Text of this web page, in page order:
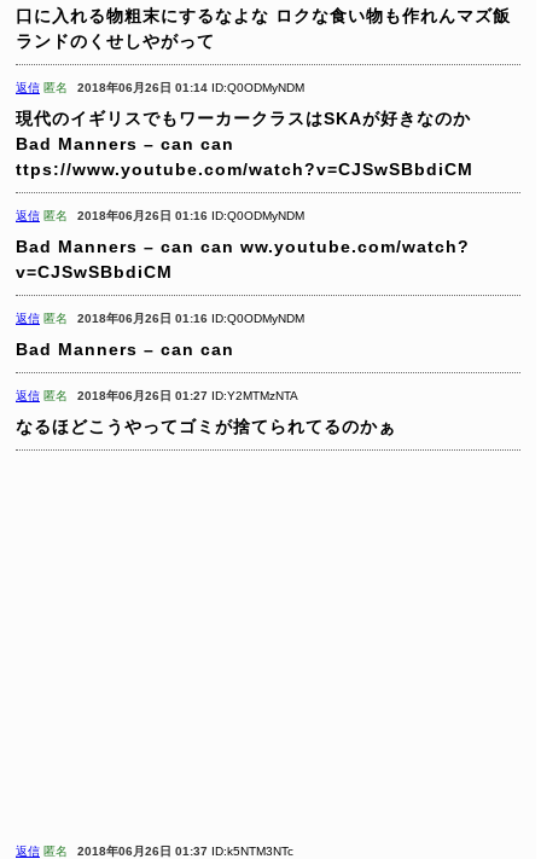
口に入れる物粗末にするなよな ロクな食い物も作れんマズ飯
ランドのくせしやがって
返信 匿名 2018年06月26日 01:14 ID:Q0ODMyNDM
現代のイギリスでもワーカークラスはSKAが好きなのか
Bad Manners – can can
ttps://www.youtube.com/watch?v=CJSwSBbdiCM
返信 匿名 2018年06月26日 01:16 ID:Q0ODMyNDM
Bad Manners – can can ww.youtube.com/watch?
v=CJSwSBbdiCM
返信 匿名 2018年06月26日 01:16 ID:Q0ODMyNDM
Bad Manners – can can
返信 匿名 2018年06月26日 01:27 ID:Y2MTMzNTA
なるほどこうやってゴミが捨てられてるのかぁ
返信 匿名 2018年06月26日 01:37 ID:k5NTM3NTc